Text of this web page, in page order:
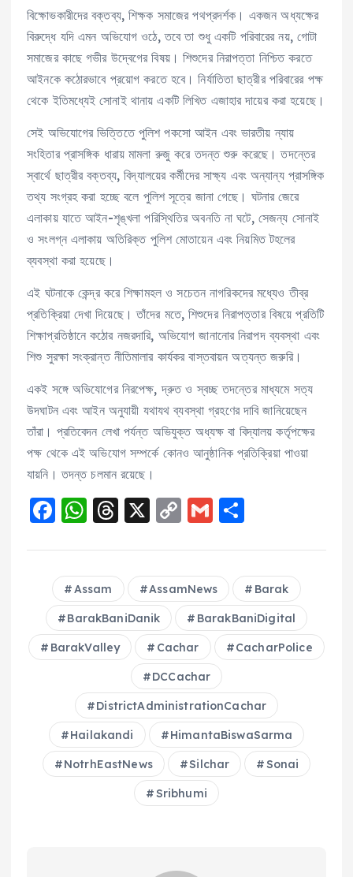
বিক্ষোভকারীদের বক্তব্য, শিক্ষক সমাজের পথপ্রদর্শক। একজন অধ্যক্ষের
বিরুদ্ধে যদি এমন অভিযোগ ওঠে, তবে তা শুধু একটি পরিবারের নয়, গোটা
সমাজের কাছে গভীর উদ্বেগের বিষয়। শিশুদের নিরাপত্তা নিশ্চিত করতে
আইনকে কঠোরভাবে প্রয়োগ করতে হবে। নির্যাতিতা ছাত্রীর পরিবারের পক্ষ
থেকে ইতিমধ্যেই সোনাই থানায় একটি লিখিত এজাহার দায়ের করা হয়েছে।
সেই অভিযোগের ভিত্তিতে পুলিশ পকসো আইন এবং ভারতীয় ন্যায়
সংহিতার প্রাসঙ্গিক ধারায় মামলা রুজু করে তদন্ত শুরু করেছে। তদন্তের
স্বার্থে ছাত্রীর বক্তব্য, বিদ্যালয়ের কর্মীদের সাক্ষ্য এবং অন্যান্য প্রাসঙ্গিক
তথ্য সংগ্রহ করা হচ্ছে বলে পুলিশ সূত্রে জানা গেছে। ঘটনার জেরে
এলাকায় যাতে আইন-শৃঙ্খলা পরিস্থিতির অবনতি না ঘটে, সেজন্য সোনাই
ও সংলগ্ন এলাকায় অতিরিক্ত পুলিশ মোতায়েন এবং নিয়মিত টহলের
ব্যবস্থা করা হয়েছে।
এই ঘটনাকে কেন্দ্র করে শিক্ষামহল ও সচেতন নাগরিকদের মধ্যেও তীব্র
প্রতিক্রিয়া দেখা দিয়েছে। তাঁদের মতে, শিশুদের নিরাপত্তার বিষয়ে প্রতিটি
শিক্ষাপ্রতিষ্ঠানে কঠোর নজরদারি, অভিযোগ জানানোর নিরাপদ ব্যবস্থা এবং
শিশু সুরক্ষা সংক্রান্ত নীতিমালার কার্যকর বাস্তবায়ন অত্যন্ত জরুরি।
একই সঙ্গে অভিযোগের নিরপেক্ষ, দ্রুত ও স্বচ্ছ তদন্তের মাধ্যমে সত্য
উদঘাটন এবং আইন অনুযায়ী যথাযথ ব্যবস্থা গ্রহণের দাবি জানিয়েছেন
তাঁরা। প্রতিবেদন লেখা পর্যন্ত অভিযুক্ত অধ্যক্ষ বা বিদ্যালয় কর্তৃপক্ষের
পক্ষ থেকে এই অভিযোগ সম্পর্কে কোনও আনুষ্ঠানিক প্রতিক্রিয়া পাওয়া
যায়নি। তদন্ত চলমান রয়েছে।
F
c
e
b
o
o
W
a
ts
A
p
p
T
re
a
d
s
X
C
p
y
Li
n
k
G
ai
l
a
re
Assam AssamNews Barak
BarakBaniDanik BarakBaniDigital
BarakValley Cachar CacharPolice
DCCachar
DistrictAdministrationCachar
Hailakandi HimantaBiswaSarma
NotrhEastNews Silchar Sonai
Sribhumi